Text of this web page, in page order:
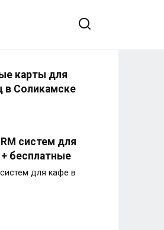
карты для
в Соликамске
систем для
бесплатные
для кафе в